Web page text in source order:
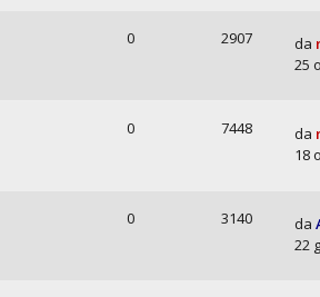
0 2907 da
25
0 7448 da
18
0 3140 da
22